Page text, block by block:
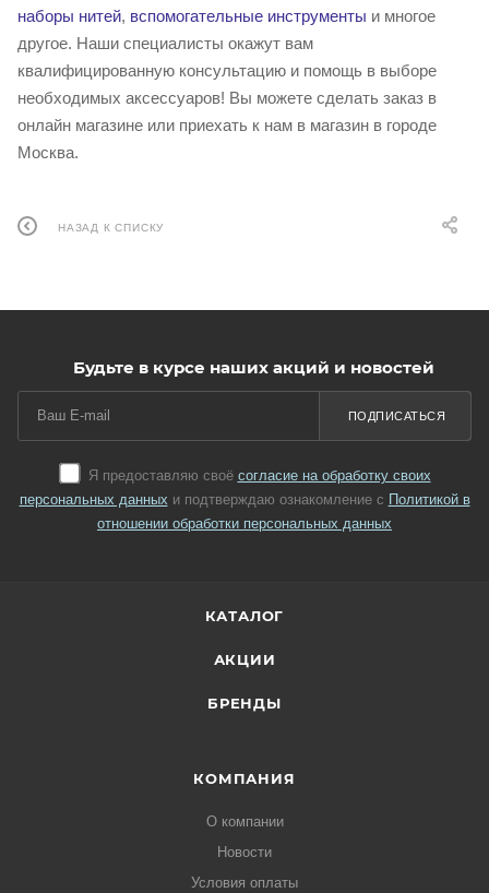
наборы нитей, вспомогательные инструменты и многое
другое. Наши специалисты окажут вам
квалифицированную консультацию и помощь в выборе
необходимых аксессуаров! Вы можете сделать заказ в
онлайн магазине или приехать к нам в магазин в городе
Москва.
НАЗАД К СПИСКУ
Будьте в курсе наших акций и новостей
Я предоставляю своё согласие на обработку своих
персональных данных и подтверждаю ознакомление с Политикой в
отношении обработки персональных данных
ПОДПИСАТЬСЯ
КАТАЛОГ
АКЦИИ
БРЕНДЫ
КОМПАНИЯ
О компании
Новости
Условия оплаты